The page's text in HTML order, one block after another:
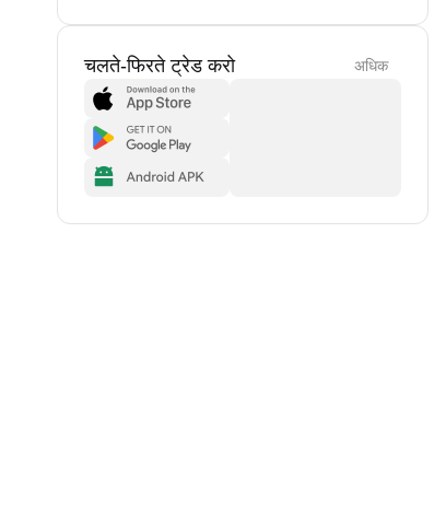
चलते-फिरते ट्रेड करो अधिक